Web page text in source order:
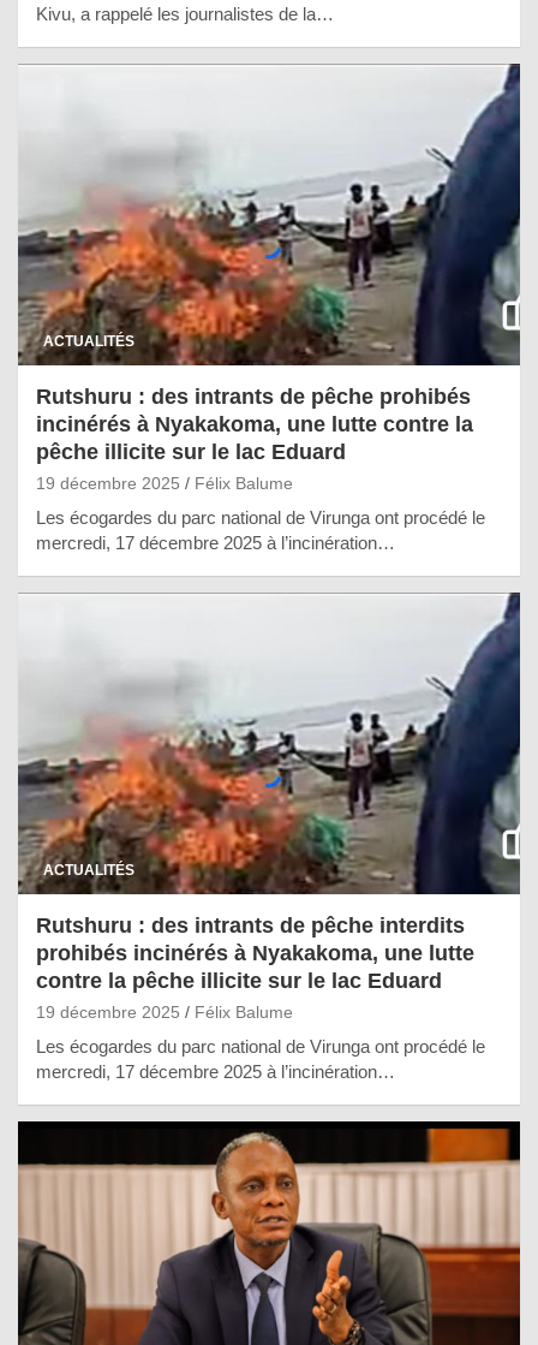
Kivu, a rappelé les journalistes de la…
ACTUALITÉS
Rutshuru : des intrants de pêche prohibés
incinérés à Nyakakoma, une lutte contre la
pêche illicite sur le lac Eduard
19 décembre 2025 Félix Balume
Les écogardes du parc national de Virunga ont procédé le
mercredi, 17 décembre 2025 à l’incinération…
ACTUALITÉS
Rutshuru : des intrants de pêche interdits
prohibés incinérés à Nyakakoma, une lutte
contre la pêche illicite sur le lac Eduard
19 décembre 2025 Félix Balume
Les écogardes du parc national de Virunga ont procédé le
mercredi, 17 décembre 2025 à l’incinération…